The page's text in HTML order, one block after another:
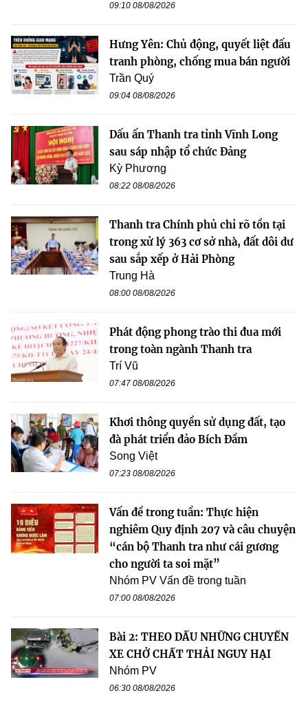
09:10 08/08/2026
Hưng Yên: Chủ động, quyết liệt đấu
tranh phòng, chống mua bán người
Trần Quý
09:04 08/08/2026
Dấu ấn Thanh tra tỉnh Vĩnh Long
sau sáp nhập tổ chức Đảng
Kỳ Phương
08:22 08/08/2026
Thanh tra Chính phủ chỉ rõ tồn tại
trong xử lý 363 cơ sở nhà, đất dôi dư
sau sắp xếp ở Hải Phòng
Trung Hà
08:00 08/08/2026
Phát động phong trào thi đua mới
trong toàn ngành Thanh tra
Trí Vũ
07:47 08/08/2026
Khơi thông quyền sử dụng đất, tạo
đà phát triển đảo Bích Đầm
Song Việt
07:23 08/08/2026
Vấn đề trong tuần: Thực hiện
nghiêm Quy định 207 và câu chuyện
“cán bộ Thanh tra như cái gương
cho người ta soi mặt”
Nhóm PV Vấn đề trong tuần
07:00 08/08/2026
Bài 2: THEO DẤU NHỮNG CHUYẾN
XE CHỞ CHẤT THẢI NGUY HẠI
Nhóm PV
06:30 08/08/2026